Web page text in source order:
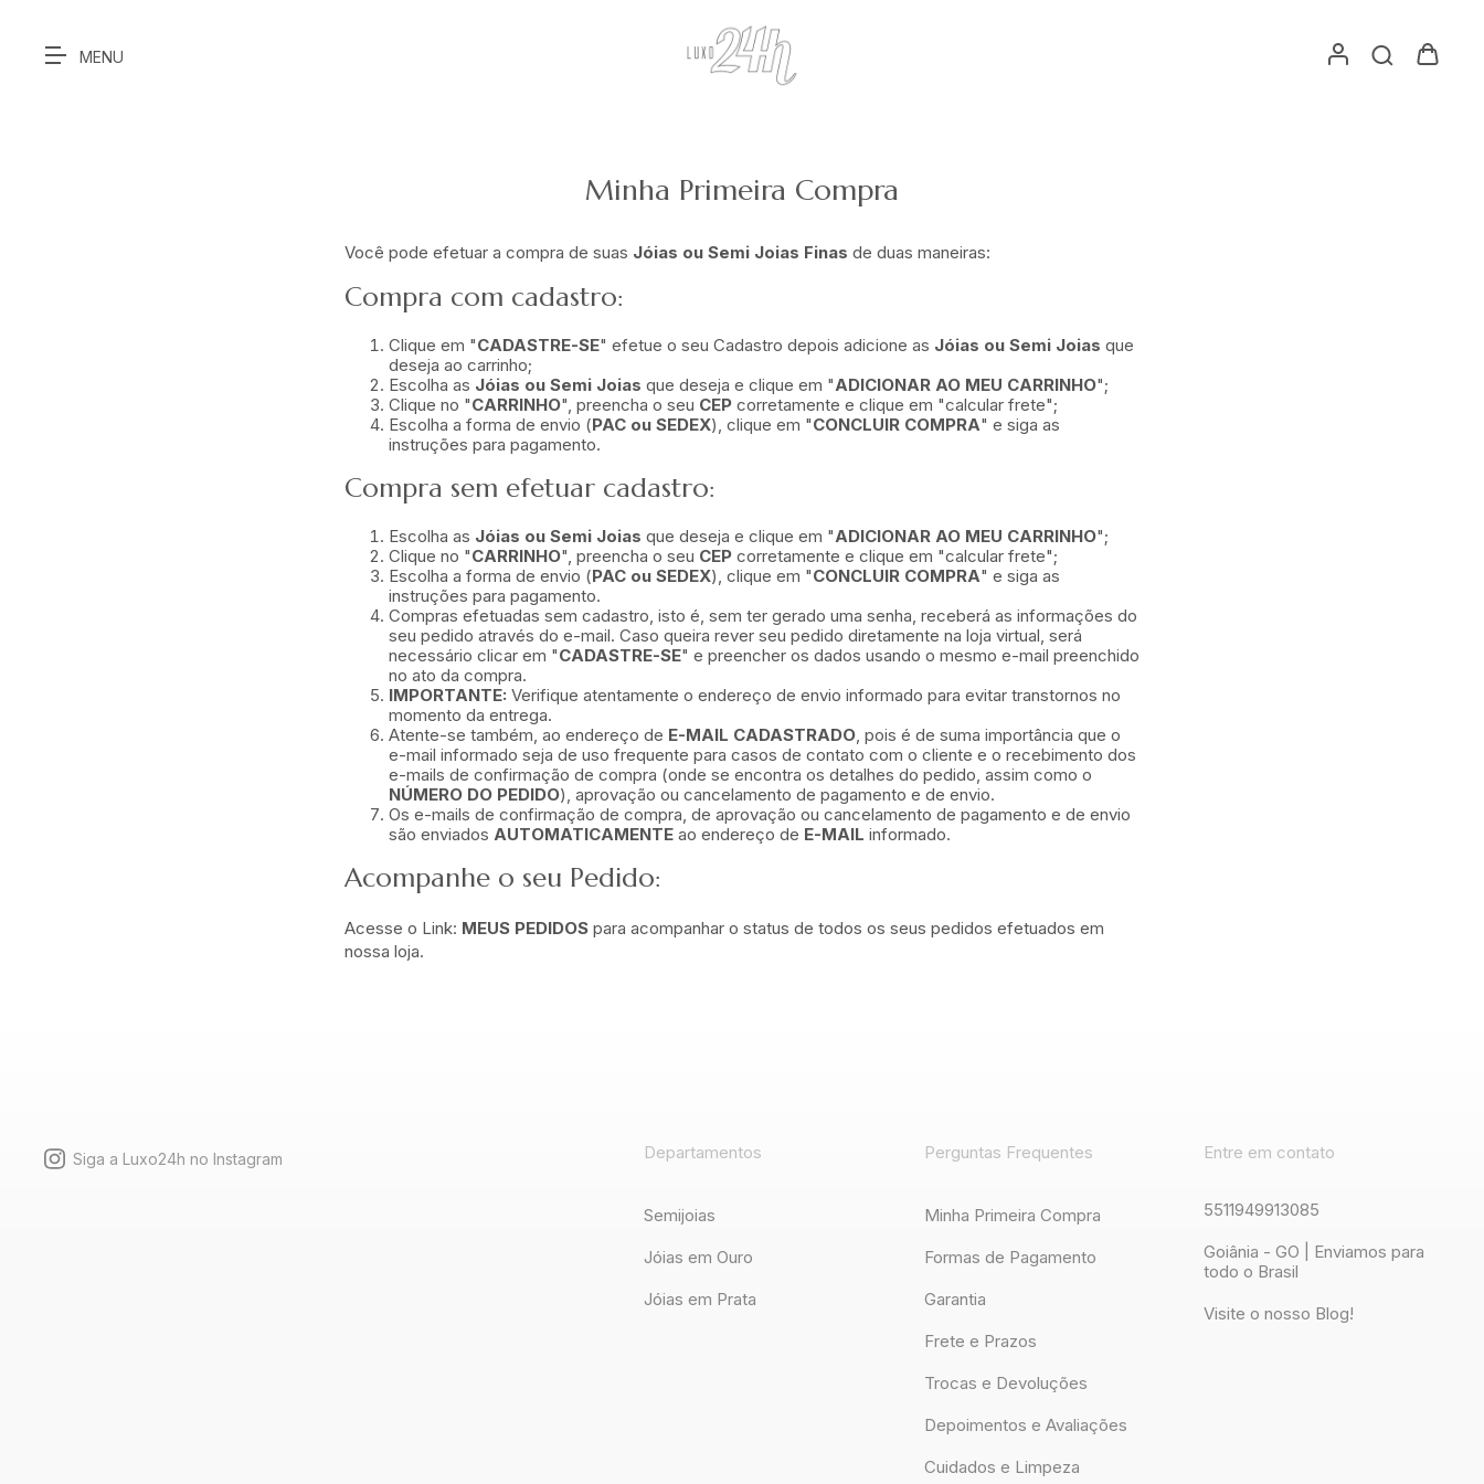
Minha Primeira Compra
Você pode efetuar a compra de suas Jóias ou Semi Joias Finas de duas maneiras:
Compra com cadastro:
Clique em "CADASTRE-SE" efetue o seu Cadastro depois adicione as Jóias ou Semi Joias que
deseja ao carrinho;
Escolha as Jóias ou Semi Joias que deseja e clique em "ADICIONAR AO MEU CARRINHO";
Clique no "CARRINHO", preencha o seu CEP corretamente e clique em "calcular frete";
Escolha a forma de envio (PAC ou SEDEX), clique em "CONCLUIR COMPRA" e siga as
instruções para pagamento.
Compra sem efetuar cadastro:
Escolha as Jóias ou Semi Joias que deseja e clique em "ADICIONAR AO MEU CARRINHO";
Clique no "CARRINHO", preencha o seu CEP corretamente e clique em "calcular frete";
Escolha a forma de envio (PAC ou SEDEX), clique em "CONCLUIR COMPRA" e siga as
instruções para pagamento.
Compras efetuadas sem cadastro, isto é, sem ter gerado uma senha, receberá as informações do
seu pedido através do e-mail. Caso queira rever seu pedido diretamente na loja virtual, será
necessário clicar em "CADASTRE-SE" e preencher os dados usando o mesmo e-mail preenchido
no ato da compra.
IMPORTANTE: Verifique atentamente o endereço de envio informado para evitar transtornos no
momento da entrega.
Atente-se também, ao endereço de E-MAIL CADASTRADO, pois é de suma importância que o
e-mail informado seja de uso frequente para casos de contato com o cliente e o recebimento dos
e-mails de confirmação de compra (onde se encontra os detalhes do pedido, assim como o
NÚMERO DO PEDIDO), aprovação ou cancelamento de pagamento e de envio.
Os e-mails de confirmação de compra, de aprovação ou cancelamento de pagamento e de envio
são enviados AUTOMATICAMENTE ao endereço de E-MAIL informado.
Acompanhe o seu Pedido:
Acesse o Link: MEUS PEDIDOS para acompanhar o status de todos os seus pedidos efetuados em
nossa loja.
Siga a Luxo24h no Instagram Departamentos
Semijoias
Jóias em Ouro
Jóias em Prata
Perguntas Frequentes
Minha Primeira Compra
Formas de Pagamento
Garantia
Frete e Prazos
Trocas e Devoluções
Depoimentos e Avaliações
Cuidados e Limpeza
Entre em contato
5511949913085
Goiânia - GO | Enviamos para
todo o Brasil
Visite o nosso Blog!